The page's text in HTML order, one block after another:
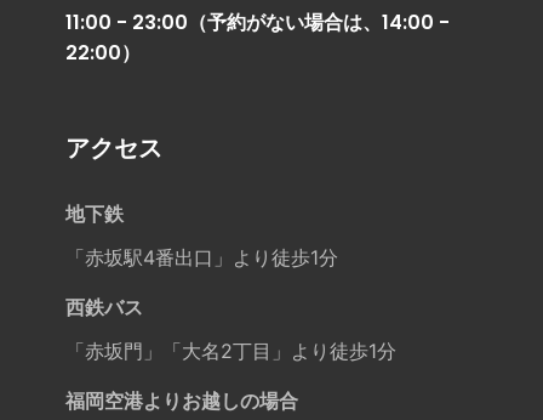
11:00 - 23:00（予約がない場合は、14:00 -
22:00）
アクセス
地下鉄
「赤坂駅4番出口」より徒歩1分
西鉄バス
「赤坂門」「大名2丁目」より徒歩1分
福岡空港よりお越しの場合